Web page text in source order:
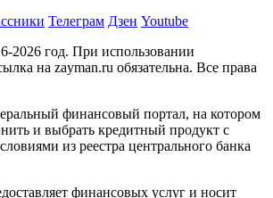
Телеграм Дзен Youtube
2026 год. При использовании
на zayman.ru обязательна. Все права
финансовый портал, на котором
и выбрать кредитный продукт с
из реестра центрального банка
финансовых услуг и носит